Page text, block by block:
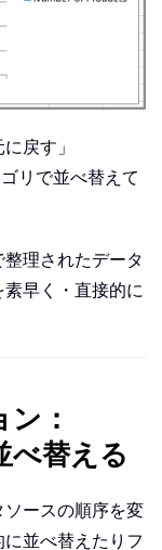
戻す」
リで並べ替えて
理されたデータ
早く・直接的に
：
べ替える
ースの順序を変
並べ替えたりフ